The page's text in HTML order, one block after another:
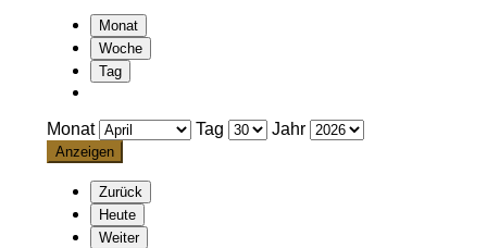
Monat
Woche
Tag
Monat Tag Jahr
Zurück
Heute
Weiter